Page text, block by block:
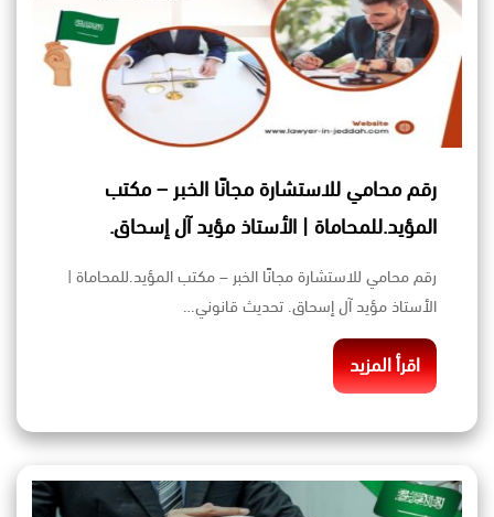
رقم محامي للاستشارة مجانًا الخبر – مكتب
المؤيد.للمحاماة | الأستاذ مؤيد آل إسحاق.
رقم محامي للاستشارة مجانًا الخبر – مكتب المؤيد.للمحاماة |
الأستاذ مؤيد آل إسحاق. تحديث قانوني…
اقرأ المزيد